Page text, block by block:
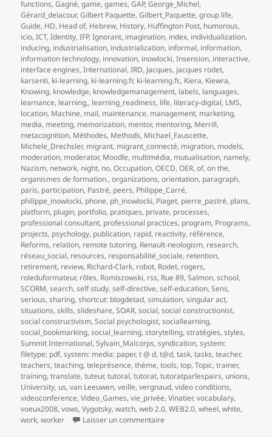
functions,Gagné,game,games,GAP,George_Michel,
Gérard_delacour,Gilbert Paquette,Gilbert_Paquette,group life,
Guide, HD, Head of, Hebrew, History, Huffington Post, humorous,
icio,ICT,Identity,IFP,Ignorant, imagination, index, individualization,
inducing, industrialisation, industrialization, informal, information,
information technology, innovation, inowlocki,Insension, interactive,
interface engines,International,IRD, Jacques, jacques rodet,
karsenti, ki-learning, ki-learning.fr, ki-learning.fr,, Kiera, Kiewra,
Knowing, knowledge, knowledgemanagement, labels, languages,
learnance, learning,, learning_readiness, life, literacy-digital, LMS,
location, Machine, mail, maintenance, management, marketing,
media, meeting, memorization, mentor, mentoring, Merrill,
metacognition, Méthodes, Methods, Michael_Fauscette,
Michele_Drechsler, migrant, migrant_connecté, migration, models,
moderation, moderator, Moodle, multimédia, mutualisation, namely,
Nazism, network, night, no,Occupation,OECD,OER,of,on the,
organismes de formation.,organizations,orientation, paragraph,
paris, participation, Pastré, peers, Philippe_Carré,
philippe_inowlocki, phone, ph_inowlocki, Piaget, pierre_pastré, plans,
platform, plugin, portfolio, pratiques, private, processes,
professional consultant, professional practices, program, Programs,
projects, psychology, publication, rapid, reactivity, référence,
Reforms, relation, remote tutoring, Renault-neologism, research,
réseau_social, resources, responsabilité_sociale, retention,
retirement, review, Richard-Clark, robot, Rodet, rogers,
roleduformateur, rôles, Romiszowski, rss, Rue 89,Salmon,school,
SCORM,search,self study,self-directive,self-education,Sens,
serious,sharing,shortcut: blogdetad,simulation,singular act,
situations,skills,slideshare,SOAR,social,social constructionist,
social constructivism,Social psychologist,sociallearning,
social_bookmarking,social_learning,storytelling,stratégies,styles,
Summit International,Sylvain_Malcorps,syndication,system:
filetype: pdf,system: media: paper,t @ d,t@d,task,tasks,teacher,
teachers,teaching,teleprésence,thème,tools,top,Topic,trainer,
training,translate,tuteur,tutoral,tutorat,tutoratparlespairs, unions,
University, us,van Leeuwen,veille,vergnaud,video conditions,
videoconference,Video_Games,vie_privée,Vinatier,vocabulary,
voeux2008,vows,Vygotsky,watch,web 2.0,WEB2.0,wheel,white,
work,worker Laisser un commentaire